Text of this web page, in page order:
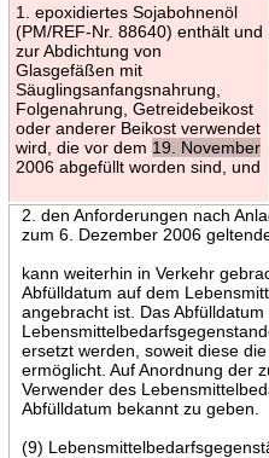
1. epoxidiertes Sojabohnenöl
(PM/REF-Nr. 88640) enthält und
zur Abdichtung von
Glasgefäßen mit
Säuglingsanfangsnahrung,
Folgenahrung, Getreidebeikost
oder anderer Beikost verwendet
wird, die vor dem 19. November
2006 abgefüllt worden sind, und
2. den Anforderungen nach
zum 6. Dezember 2006
kann weiterhin in Verkehr
Abfülldatum auf dem
angebracht ist. Das
ersetzt werden, soweit diese
ermöglicht. Auf Anordnung der
Verwender des
Abfülldatum bekannt zu geben.
(9)